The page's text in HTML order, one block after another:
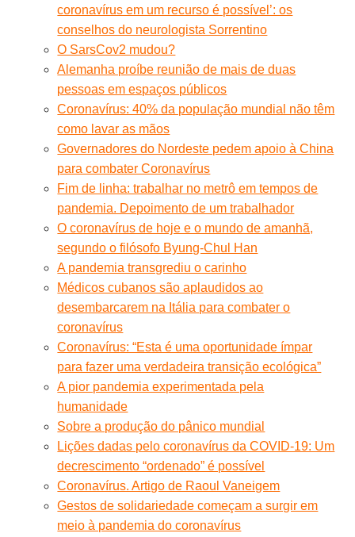
coronavírus em um recurso é possível’: os
conselhos do neurologista Sorrentino
O SarsCov2 mudou?
Alemanha proíbe reunião de mais de duas
pessoas em espaços públicos
Coronavírus: 40% da população mundial não têm
como lavar as mãos
Governadores do Nordeste pedem apoio à China
para combater Coronavírus
Fim de linha: trabalhar no metrô em tempos de
pandemia. Depoimento de um trabalhador
O coronavírus de hoje e o mundo de amanhã,
segundo o filósofo Byung-Chul Han
A pandemia transgrediu o carinho
Médicos cubanos são aplaudidos ao
desembarcarem na Itália para combater o
coronavírus
Coronavírus: “Esta é uma oportunidade ímpar
para fazer uma verdadeira transição ecológica”
A pior pandemia experimentada pela
humanidade
Sobre a produção do pânico mundial
Lições dadas pelo coronavírus da COVID-19: Um
decrescimento “ordenado” é possível
Coronavírus. Artigo de Raoul Vaneigem
Gestos de solidariedade começam a surgir em
meio à pandemia do coronavírus